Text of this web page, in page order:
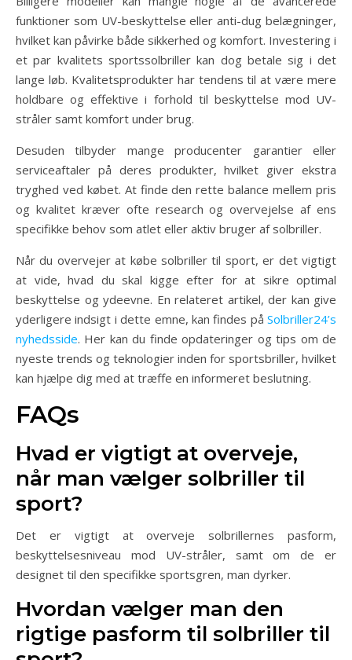
funktioner som UV-beskyttelse eller anti-dug belægninger,
hvilket kan påvirke både sikkerhed og komfort. Investering i
et par kvalitets sportssolbriller kan dog betale sig i det
lange løb. Kvalitetsprodukter har tendens til at være mere
holdbare og effektive i forhold til beskyttelse mod UV-
stråler samt komfort under brug.
Desuden tilbyder mange producenter garantier eller
serviceaftaler på deres produkter, hvilket giver ekstra
tryghed ved købet. At finde den rette balance mellem pris
og kvalitet kræver ofte research og overvejelse af ens
specifikke behov som atlet eller aktiv bruger af solbriller.
Når du overvejer at købe solbriller til sport, er det vigtigt
at vide, hvad du skal kigge efter for at sikre optimal
beskyttelse og ydeevne. En relateret artikel, der kan give
yderligere indsigt i dette emne, kan findes på Solbriller24’s
nyhedsside. Her kan du finde opdateringer og tips om de
nyeste trends og teknologier inden for sportsbriller, hvilket
kan hjælpe dig med at træffe en informeret beslutning.
FAQs
Hvad er vigtigt at overveje,
når man vælger solbriller til
sport?
Det er vigtigt at overveje solbrillernes pasform,
beskyttelsesniveau mod UV-stråler, samt om de er
designet til den specifikke sportsgren, man dyrker.
Hvordan vælger man den
rigtige pasform til solbriller til